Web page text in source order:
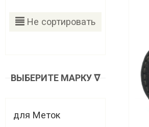
Не сортировать
ВЫБЕРИТЕ МАРКУ ᐁ
для Меток